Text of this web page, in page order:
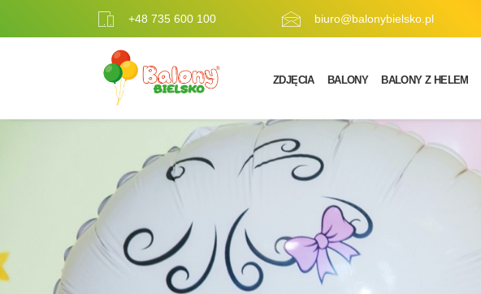
+48 735 600 100 biuro@balonybielsko.pl
ZDJĘCIA BALONY BALONY Z HELEM